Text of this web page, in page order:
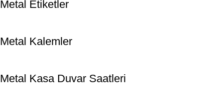
Metal Etiketler
Metal Kalemler
Metal Kasa Duvar Saatleri